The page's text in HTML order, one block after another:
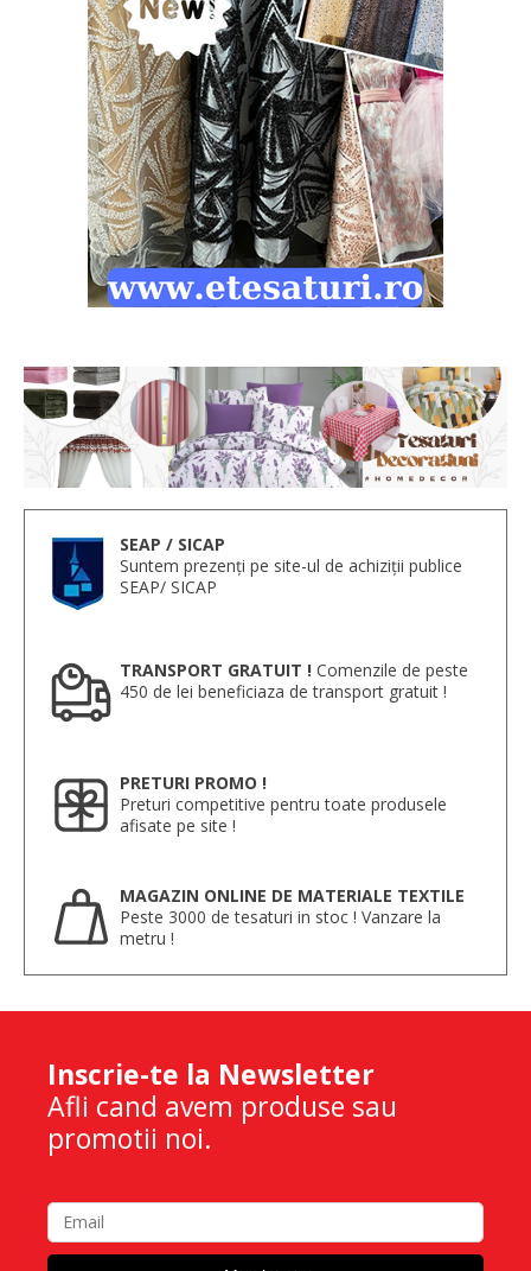
SEAP / SICAP
Suntem prezenți pe site-ul de achiziții publice
SEAP/ SICAP
TRANSPORT GRATUIT ! Comenzile de peste
450 de lei beneficiaza de transport gratuit !
PRETURI PROMO !
Preturi competitive pentru toate produsele
afisate pe site !
MAGAZIN ONLINE DE MATERIALE TEXTILE
Peste 3000 de tesaturi in stoc ! Vanzare la
metru !
Inscrie-te la Newsletter
Afli cand avem produse sau
promotii noi.